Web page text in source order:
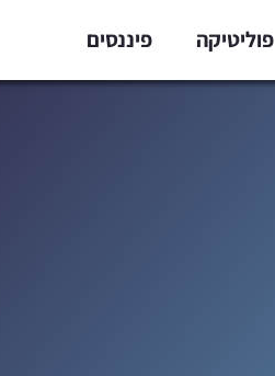
פוליטיקה פיננסים